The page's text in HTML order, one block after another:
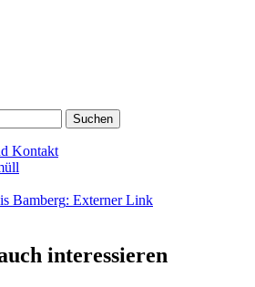
Suchen
Kontakt
Bamberg: Externer Link
interessieren